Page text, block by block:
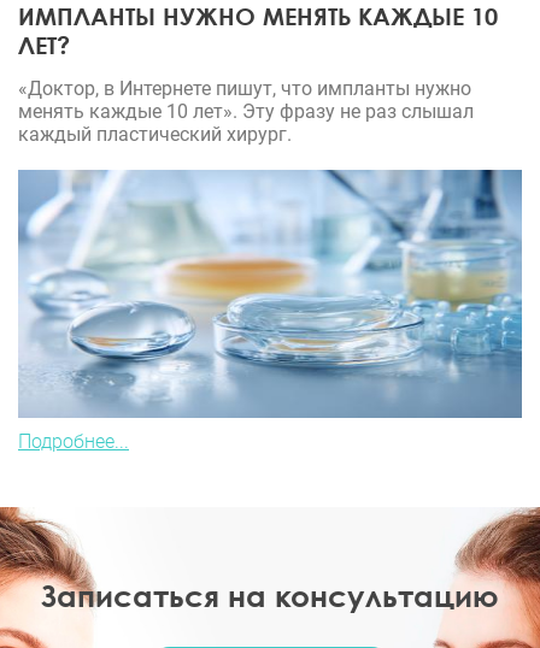
ИМПЛАНТЫ НУЖНО МЕНЯТЬ КАЖДЫЕ 10
ЛЕТ?
«Доктор, в Интернете пишут, что импланты нужно
менять каждые 10 лет». Эту фразу не раз слышал
каждый пластический хирург.
Подробнее...
Записаться на консультацию